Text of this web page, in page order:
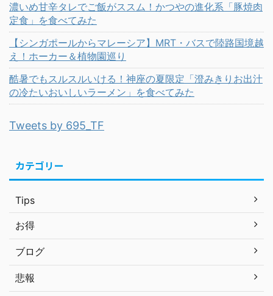
濃いめ甘辛タレでご飯がススム！かつやの進化系「豚焼肉
定食」を食べてみた
【シンガポールからマレーシア】MRT・バスで陸路国境越
え！ホーカー＆植物園巡り
酷暑でもスルスルいける！神座の夏限定「澄みきりお出汁
の冷たいおいしいラーメン」を食べてみた
Tweets by 695_TF
カテゴリー
Tips
お得
ブログ
悲報